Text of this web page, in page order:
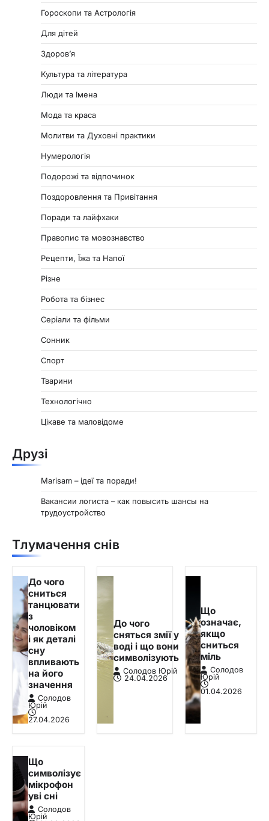
Гороскопи та Астрологія
Для дітей
Здоровʼя
Культура та література
Люди та Імена
Мода та краса
Молитви та Духовні практики
Нумерологія
Подорожі та відпочинок
Поздоровлення та Привітання
Поради та лайфхаки
Правопис та мовознавство
Рецепти, Їжа та Напої
Різне
Робота та бізнес
Серіали та фільми
Сонник
Спорт
Тварини
Технологічно
Цікаве та маловідоме
Друзі
Marisam – ідеї та поради!
Вакансии логиста – как повысить шансы на
трудоустройство
Тлумачення снів
До чого
сниться
танцювати
з
чоловіком
і як деталі
сну
впливають
на його
значення
Солодов
Юрій
27.04.2026
До чого
сняться змії у
воді і що вони
символізують
Солодов Юрій
24.04.2026
Що
означає,
якщо
сниться
міль
Солодов
Юрій
01.04.2026
Що
символізує
мікрофон
уві сні
Солодов
Юрій